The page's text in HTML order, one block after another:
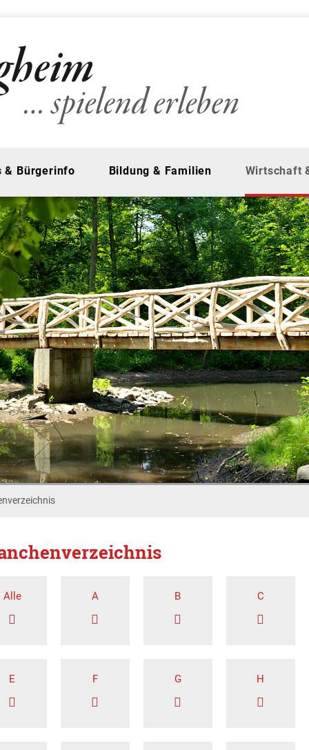
& Bürgerinfo Bildung & Familien Wirtschaft
Alle A B C
E F G H